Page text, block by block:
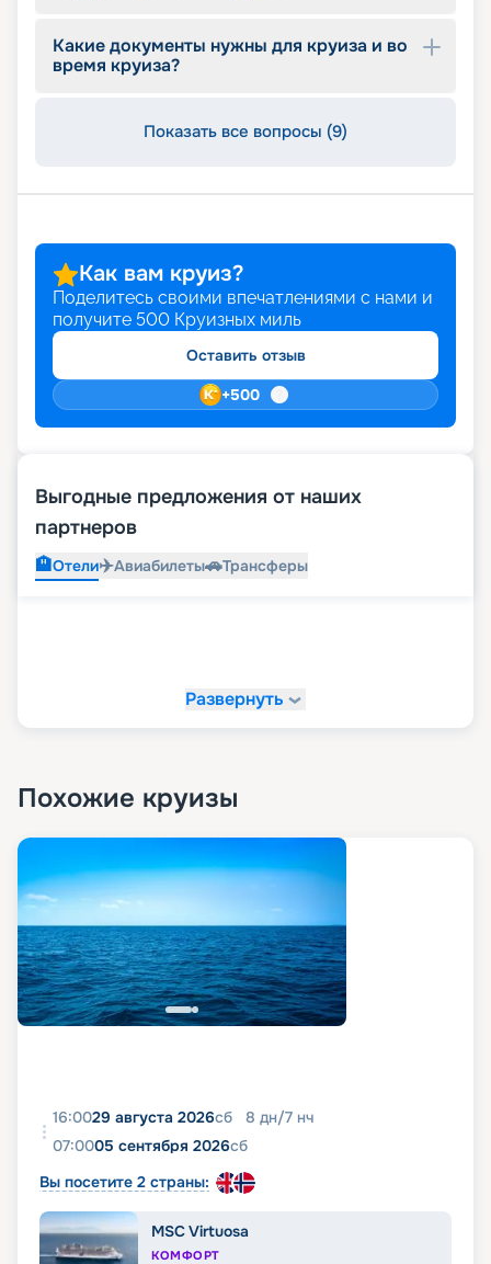
Какие документы нужны для круиза и во
время круиза?
Показать все вопросы (9)
Как вам круиз?
Поделитесь своими впечатлениями с нами и
получите 500 Круизных миль
Оставить отзыв
+500
Выгодные предложения от наших
партнеров
🏨Отели✈️Авиабилеты🚗Трансферы
Развернуть
Похожие круизы
16:0029 августа 2026сб 8 дн/7 нч
07:0005 сентября 2026сб
Вы посетите 2 страны:
MSC Virtuosa
КОМФОРТ